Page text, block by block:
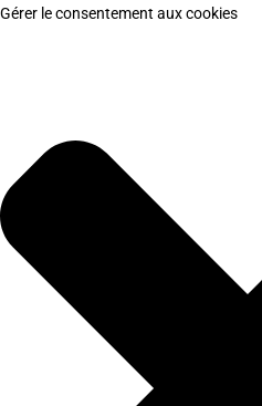
Gérer le consentement aux cookies